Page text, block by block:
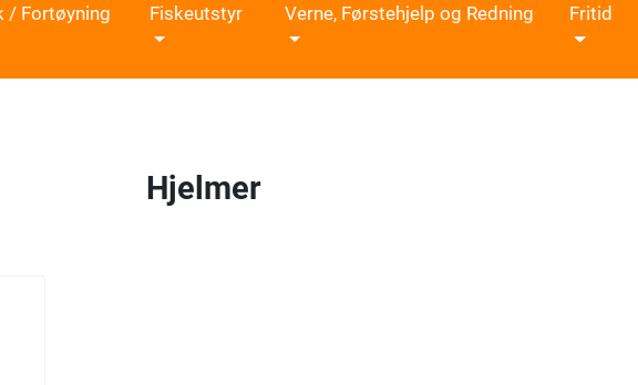
/ Fortøyning Fiskeutstyr Verne, Førstehjelp og Redning Fritid
Hjelmer